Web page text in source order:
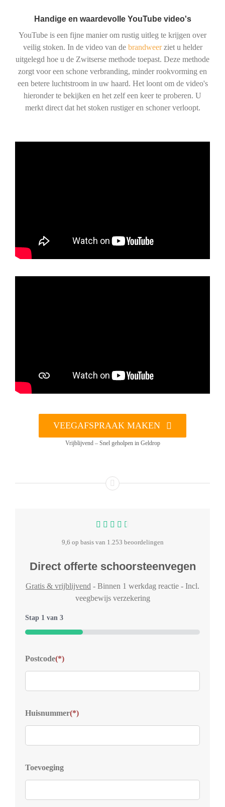
Handige en waardevolle YouTube video's
YouTube is een fijne manier om rustig uitleg te krijgen over
veilig stoken. In de video van de brandweerziet u helder
uitgelegd hoe u de Zwitserse methode toepast. Deze methode
zorgt voor een schone verbranding, minder rookvorming en
een betere luchtstroom in uw haard. Het loont om de video's
hieronder te bekijken en het zelf een keer te proberen. U
merkt direct dat het stoken rustiger en schoner verloopt.
VEEGAFSPRAAK MAKEN
Vrijblijvend – Snel geholpen in Geldrop
9,6 op basis van 1.253 beoordelingen
Direct offerte schoorsteenvegen
Gratis & vrijblijvend - Binnen 1 werkdag reactie - Incl.
veegbewijs verzekering
Stap 1 van 3
33%
Postcode(*)
Huisnummer(*)
Toevoeging